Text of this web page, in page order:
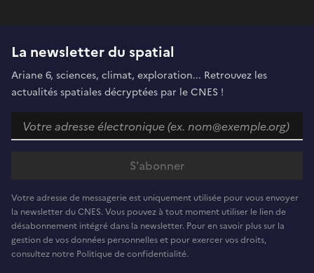
La newsletter du spatial
Ariane 6, sciences, climat, exploration... Retrouvez les
actualités spatiales décryptées par le CNES !
Votre adresse de messagerie est uniquement utilisée pour vous envoyer
la newsletter du CNES. Vous pouvez à tout moment utiliser le lien de
désabonnement intégré dans la newsletter. Pour en savoir plus sur la
gestion de vos données personnelles et pour exercer vos droits,
consultez notre Politique de confidentialité.